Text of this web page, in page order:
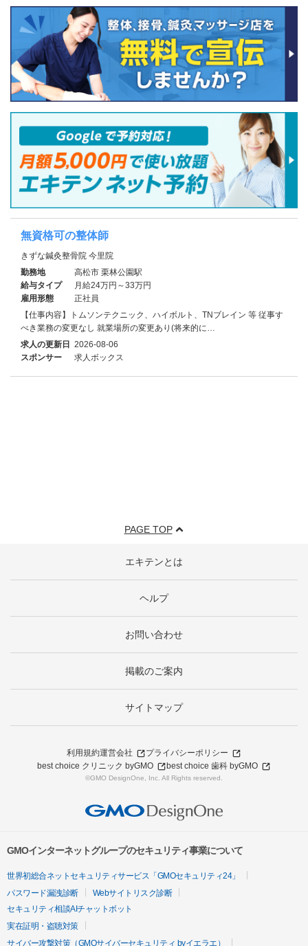
無資格可の整体師
きずな鍼灸整骨院 今里院
勤務地
高松市 栗林公園駅
給与タイプ
月給24万円～33万円
雇用形態
正社員
【仕事内容】トムソンテクニック、ハイボルト、TNブレイン 等 従事す
べき業務の変更なし 就業場所の変更あり(将来的に…
求人の更新日 2026-08-06
スポンサー
求人ボックス
PAGE TOP
エキテンとは
ヘルプ
お問い合わせ
掲載のご案内
サイトマップ
利用規約運営会社
プライバシーポリシー
best choice クリニック byGMO
best choice 歯科 byGMO
©GMO DesignOne, Inc. All Rights reserved.
GMOインターネットグループのセキュリティ事業について
世界初総合ネットセキュリティサービス「GMOセキュリティ24」
パスワード漏洩診断
Webサイトリスク診断
セキュリティ相談AIチャットボット
実在証明・盗聴対策
サイバー攻撃対策（GMOサイバーセキュリティ byイエラエ）